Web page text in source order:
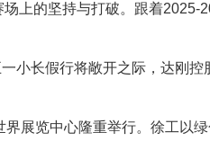
的坚持与打破。跟着2025-
长假行将敞开之际，达刚控
览中心隆重举行。徐工以绿